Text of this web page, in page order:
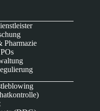
Pharmazie